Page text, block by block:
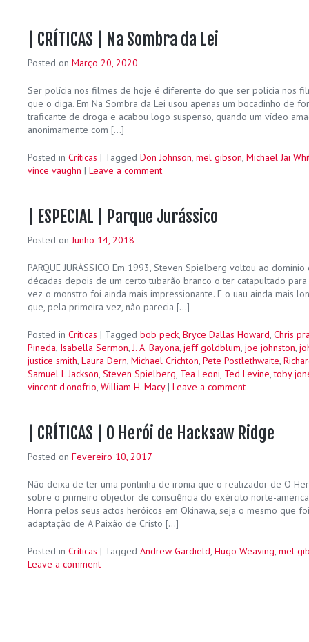
| CRÍTICAS | Na Sombra da Lei
Posted on Março 20, 2020
Ser polícia nos filmes de hoje é diferente do que ser polícia nos
que o diga. Em Na Sombra da Lei usou apenas um bocadinho de
traficante de droga e acabou logo suspenso, quando um vídeo
anonimamente com […]
Posted in Críticas | Tagged Don Johnson, mel gibson, Michael Jai
vince vaughn | Leave a comment
| ESPECIAL | Parque Jurássico
Posted onJunho 14, 2018
PARQUE JURÁSSICO Em 1993, Steven Spielberg voltou ao
décadas depois de um certo tubarão branco o ter catapultado
vez o monstro foi ainda mais impressionante. E o uau ainda mais
que, pela primeira vez, não parecia […]
Posted in Críticas | Tagged bob peck, Bryce Dallas Howard, Chris
Pineda, Isabella Sermon,J. A. Bayona, jeff goldblum, joe johnston,
justice smith, Laura Dern, Michael Crichton, Pete Postlethwaite,
Samuel L Jackson, Steven Spielberg, Tea Leoni, Ted Levine,toby
vincent d'onofrio, William H. Macy | Leave a comment
| CRÍTICAS | O Herói de Hacksaw Ridge
Posted on Fevereiro 10, 2017
Não deixa de ter uma pontinha de ironia que o realizador de O
sobre o primeiro objector de consciência do exército norte-
Honra pelos seus actos heróicos em Okinawa, seja o mesmo que
adaptação de A Paixão de Cristo […]
Posted in Críticas | Tagged Andrew Gardield, Hugo Weaving, mel
Leave a comment